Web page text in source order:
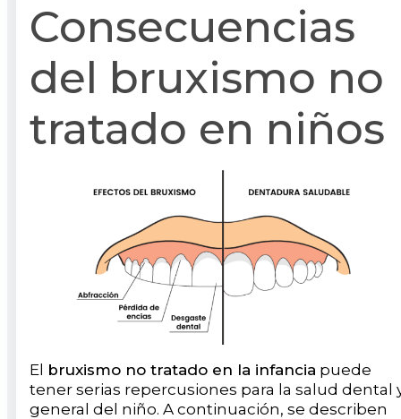
Consecuencias
del bruxismo no
tratado en niños
El bruxismo no tratado en la infancia puede
tener serias repercusiones para la salud dental
general del niño. A continuación, se describen